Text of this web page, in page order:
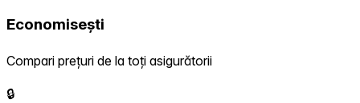
Economisești
Compari prețuri de la toți asigurătorii
🔒